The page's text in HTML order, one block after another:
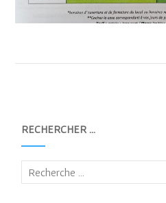
RECHERCHER …